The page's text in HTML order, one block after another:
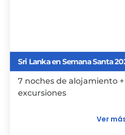
Sri Lanka en Semana Santa
7 noches de alojamiento
excursiones
Ver